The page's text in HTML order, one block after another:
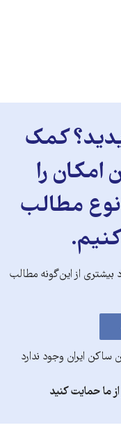
کمک
امکان را
نوع مطالب
بیشتری از این‌گونه مطالب
ایران وجود ندارد
ما حمایت کنید